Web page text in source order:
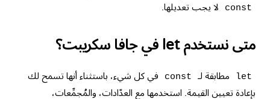
const لا يجب تعديلها.
متى نستخدم let في جافا سكريبت؟
let مطابقة لـ const
في كل شيء، باستثناء أنها تسمح لك
بإعادة تعيين القيمة. استخدمها مع العدّادات، والمُجمِّعات،